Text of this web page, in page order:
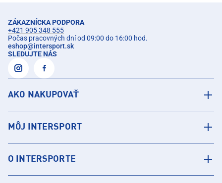
ZÁKAZNÍCKA PODPORA
+421 905 348 555
Počas pracovných dní od 09:00 do 16:00 hod.
eshop@intersport.sk
SLEDUJTE NÁS
AKO NAKUPOVAŤ
MÔJ INTERSPORT
O INTERSPORTE